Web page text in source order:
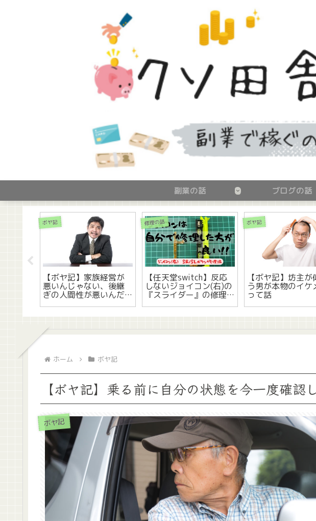
副業の話 ブログの話
ボヤ記
【ボヤ記】家族経営が
悪いんじゃない、後継
ぎの人間性が悪いんだ
って話
修理の話
【任天堂switch】反応
しないジョイコン(右)の
『スライダー』の修理
手順って話
ボヤ記
【ボヤ記】坊主が
う男が本物のイケ
って話
ホーム ボヤ記
【ボヤ記】乗る前に自分の状態を今一度確認
ボヤ記